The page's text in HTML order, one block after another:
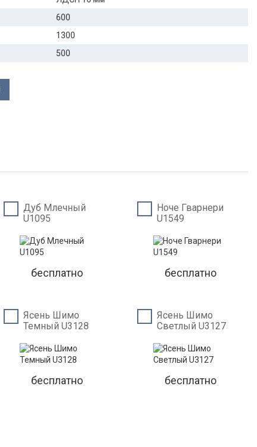
600
1300
500
Дуб Млечный
U1095
бесплатно
Ноче Гварнери
U1549
бесплатно
Ясень Шимо
Темный U3128
бесплатно
Ясень Шимо
Светлый U3127
бесплатно